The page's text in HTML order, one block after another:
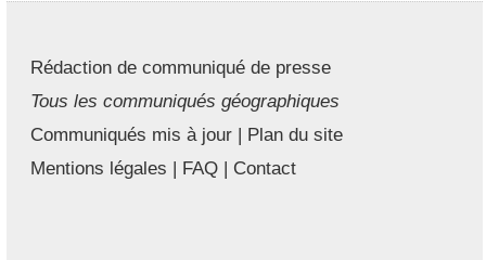
Rédaction de communiqué de presse
Tous les communiqués géographiques
Communiqués mis à jour | Plan du site
Mentions légales | FAQ | Contact